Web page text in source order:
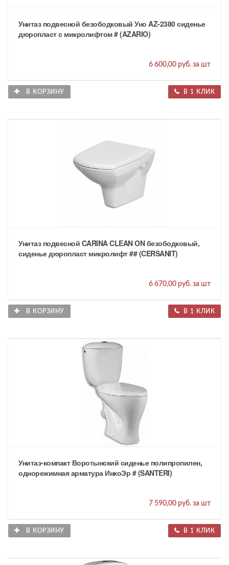
Унитаз подвесной безободковый Уно AZ-2380 сиденье
дюропласт с микролифтом # (AZARIO)
6 600,00 руб. за шт
В КОРЗИНУ В 1 КЛИК
Унитаз подвесной CARINA CLEAN ON безободковый,
сиденье дюропласт микролифт ## (CERSANIT)
6 670,00 руб. за шт
В КОРЗИНУ В 1 КЛИК
Унитаз-компакт Воротынский сиденье полипропилен,
однорежимная арматура ИнкоЭр # (SANTERI)
7 590,00 руб. за шт
В КОРЗИНУ В 1 КЛИК